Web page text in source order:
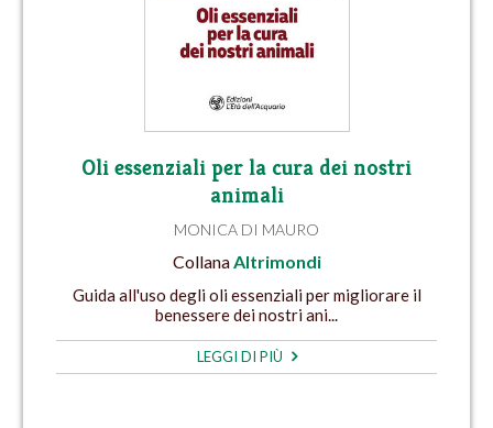
Oli essenziali per la cura dei nostri
animali
MONICA DI MAURO
CollanaAltrimondi
Guida all'uso degli oli essenziali per migliorare il
benessere dei nostri ani...
LEGGI DI PIÙ